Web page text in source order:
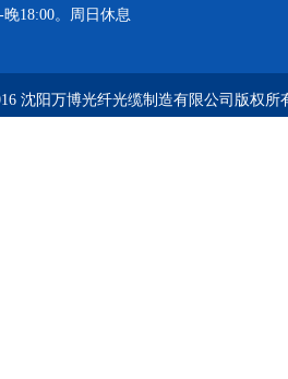
18:00。周日休息
沈阳万博光纤光缆制造有限公司版权所